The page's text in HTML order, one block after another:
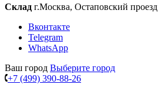
Склад г.Москва, Остаповский
Вконтакте
Telegram
WhatsApp
Ваш город Выберите город
+7 (499) 390-88-26